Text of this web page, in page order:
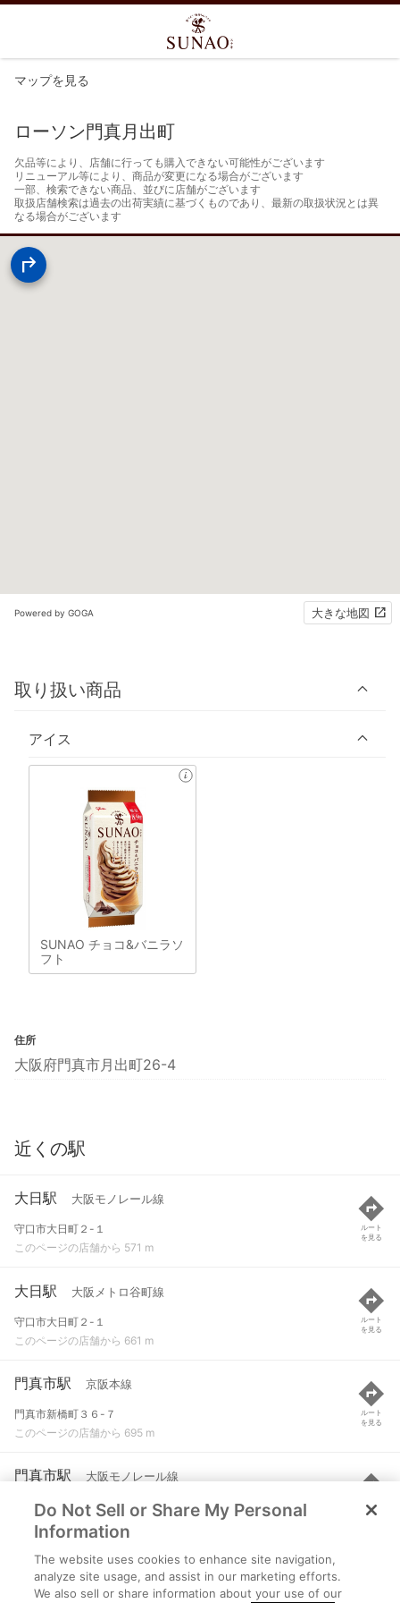
マップを見る
ローソン門真月出町
欠品等により、店舗に行っても購入できない可能性がございます
リニューアル等により、商品が変更になる場合がございます
一部、検索できない商品、並びに店舗がございます
取扱店舗検索は過去の出荷実績に基づくものであり、最新の取扱状況とは異
なる場合がございます
Powered by GOGA 大きな地図
取り扱い商品
アイス
SUNAO チョコ&バニラソ
フト
住所
大阪府門真市月出町26-4
近くの駅
大日駅 大阪モノレール線
守口市大日町２-１
このページの店舗から 571 m
ルート
を見る
大日駅 大阪メトロ谷町線
守口市大日町２-１
このページの店舗から 661 m
ルート
を見る
門真市駅 京阪本線
門真市新橋町３６-７
このページの店舗から 695 m
ルート
を見る
門真市駅 大阪モノレール線
門真市新橋町３６-７
このページの店舗から 796 m
ルート
を見る
西三荘駅 京阪本線
門真市元町２６-２２
Do Not Sell or Share My Personal
Information
The website uses cookies to enhance site navigation,
analyze site usage, and assist in our marketing efforts.
We also sell or share information about your use of our